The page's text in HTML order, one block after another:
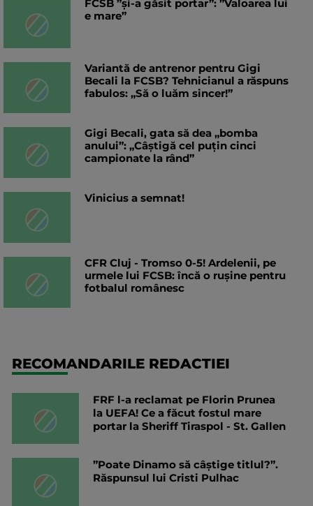
FCSB ”și-a găsit portar”: ”Valoarea lui
e mare”
Variantă de antrenor pentru Gigi
Becali la FCSB? Tehnicianul a răspuns
fabulos: „Să o luăm sincer!”
Gigi Becali, gata să dea „bomba
anului”: „Câștigă cel puțin cinci
campionate la rând”
Vinicius a semnat!
CFR Cluj - Tromso 0-5! Ardelenii, pe
urmele lui FCSB: încă o rușine pentru
fotbalul românesc
RECOMANDARILE REDACTIEI
FRF l-a reclamat pe Florin Prunea
la UEFA! Ce a făcut fostul mare
portar la Sheriff Tiraspol - St. Gallen
”Poate Dinamo să câștige titlul?”.
Răspunsul lui Cristi Pulhac